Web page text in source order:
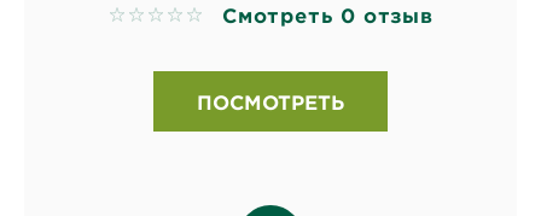
No reviews Смотреть 0 отзыв
ПОСМОТРЕТЬ